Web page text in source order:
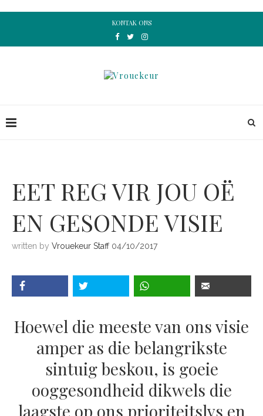
KONTAK ONS
EET REG VIR JOU OË
EN GESONDE VISIE
written by Vrouekeur Staff 04/10/2017
Hoewel die meeste van ons visie
amper as die belangrikste
sintuig beskou, is goeie
ooggesondheid dikwels die
laagste op ons prioriteitslys en